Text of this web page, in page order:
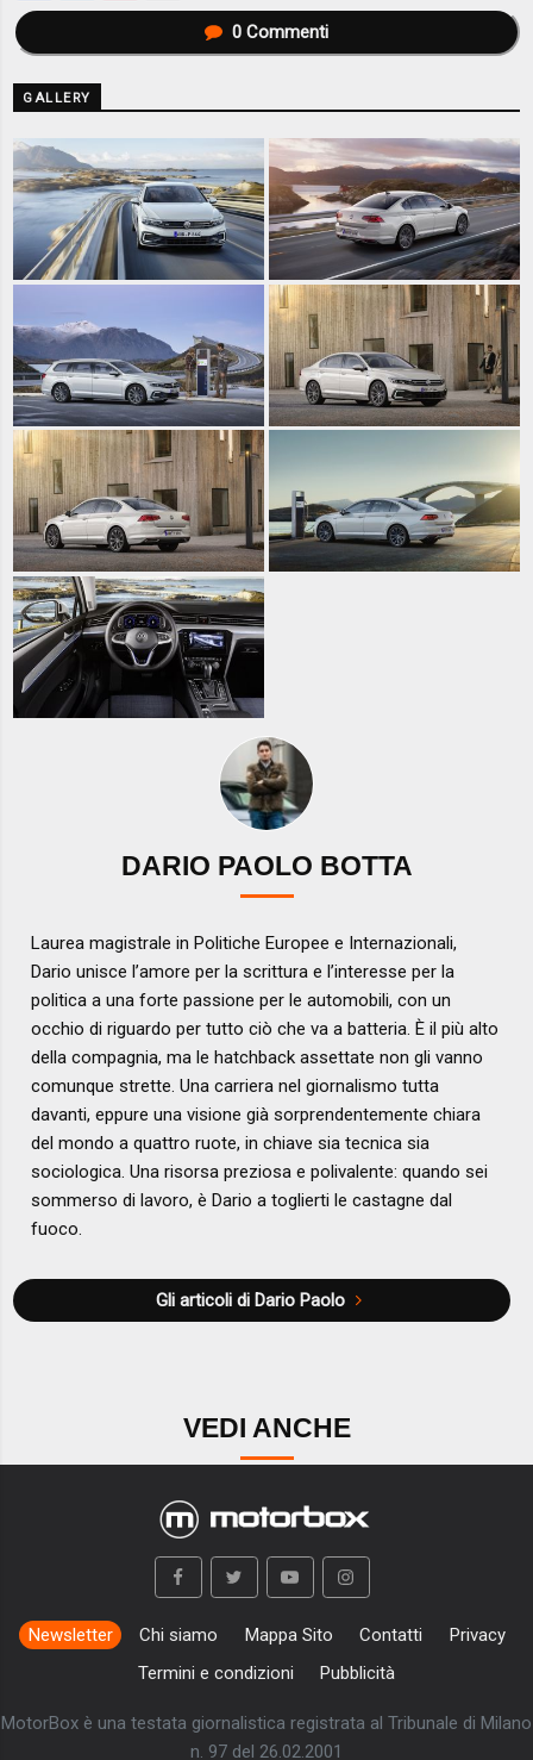
0Commenti
GALLERY
DARIO PAOLO BOTTA
Laurea magistrale in Politiche Europee e Internazionali,
Dario unisce l’amore per la scrittura e l’interesse per la
politica a una forte passione per le automobili, con un
occhio di riguardo per tutto ciò che va a batteria. È il più alto
della compagnia, ma le hatchback assettate non gli vanno
comunque strette. Una carriera nel giornalismo tutta
davanti, eppure una visione già sorprendentemente chiara
del mondo a quattro ruote, in chiave sia tecnica sia
sociologica. Una risorsa preziosa e polivalente: quando sei
sommerso di lavoro, è Dario a toglierti le castagne dal
fuoco.
Gli articoli di Dario Paolo
VEDI ANCHE
Newsletter Chi siamo Mappa Sito Contatti
Privacy
Termini e condizioni
Pubblicità
MotorBox è una testata giornalistica registrata al Tribunale di Milano
n. 97 del 26.02.2001